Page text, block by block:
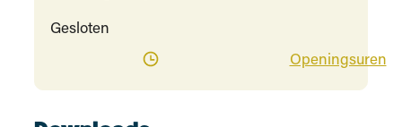
Gesloten
Openingsuren